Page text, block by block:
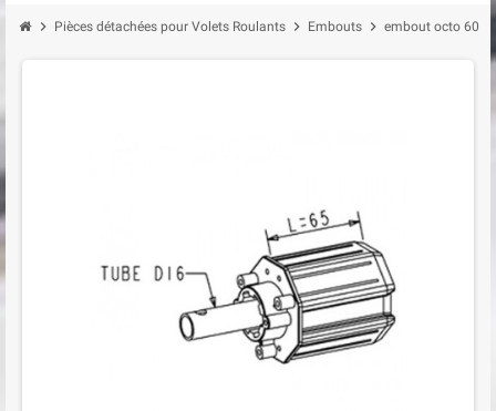
chevron_right Pièces détachées pour Volets Roulants chevron_right Embouts chevron_right embout octo 60